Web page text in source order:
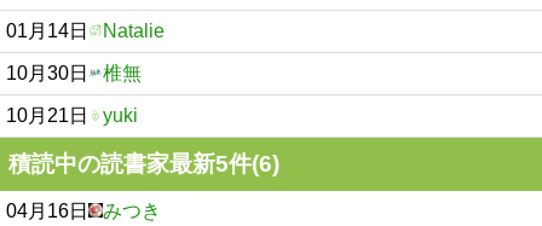
01月14日 Natalie
10月30日 椎無
10月21日 yuki
積読中の読書家最新5件(6)
04月16日 みつき